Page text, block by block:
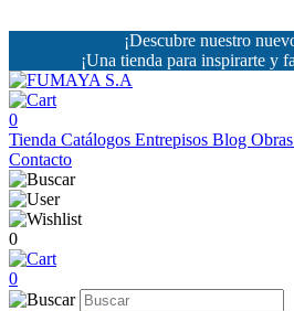
¡Descubre nuestro
¡Una tienda para inspirarte y
0
Tienda Catálogos Entrepisos Blog
Contacto
0
0